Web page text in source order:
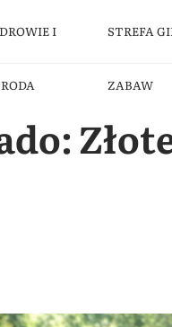
I STREFA
ZABAW